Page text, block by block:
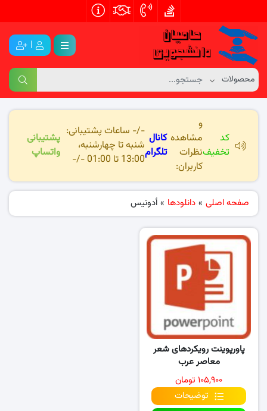
|
کد
تخفیف
و
مشاهده
نظرات
کاربران:
کانال
تلگرام
-/- ساعات پشتیبانی:
شنبه تا چهارشنبه،
13:00 تا 01:00 -/-
پشتیبانی
واتساپ
صفحه اصلی » دانلودها » أدونیس
پاورپوینت رویکردهای شعر
معاصر عرب
۱۰۵,۹۰۰ تومان
توضیحات